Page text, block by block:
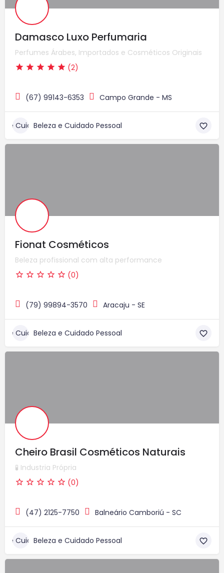
Damasco Luxo Perfumaria
Perfumes Árabes, Importados e Cosméticos Originais
(2)
(67) 99143-6353 Campo Grande - MS
Beleza e Cuidado Pessoal
Fionat Cosméticos
Beleza profissional com alta performance
(0)
(79) 99894-3570 Aracaju - SE
Beleza e Cuidado Pessoal
Cheiro Brasil Cosméticos Naturais
🧪 Industria Própria
(0)
(47) 2125-7750 Balneário Camboriú - SC
Beleza e Cuidado Pessoal